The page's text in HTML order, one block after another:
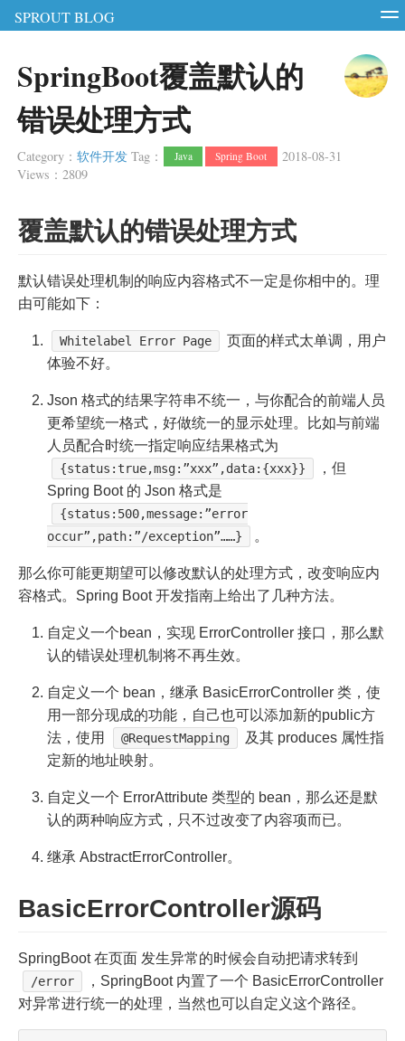
SPROUT BLOG
RSS
Login Register
SpringBoot覆盖默认的
错误处理方式
Category ：软件开发 Tag ： Java Spring Boot
2018-08-31
Views ：2809
覆盖默认的错误处理方式
默认错误处理机制的响应内容格式不一定是你相中的。理
由可能如下：
Whitelabel Error Page
页面的样式太单调，用户
体验不好。
Json 格式的结果字符串不统一，与你配合的前端人员
更希望统一格式，好做统一的显示处理。比如与前端
人员配合时统一指定响应结果格式为
{status:true,msg:”xxx”,data:{xxx}}
，但
Spring Boot 的 Json 格式是
{status:500,message:”error
occur”,path:”/exception”……}
。
那么你可能更期望可以修改默认的处理方式，改变响应内
容格式。Spring Boot 开发指南上给出了几种方法。
自定义一个bean，实现 ErrorController 接口，那么默
认的错误处理机制将不再生效。
自定义一个 bean，继承 BasicErrorController 类，使
用一部分现成的功能，自己也可以添加新的public方
法，使用
@RequestMapping
及其 produces 属性指
定新的地址映射。
自定义一个 ErrorAttribute 类型的 bean，那么还是默
认的两种响应方式，只不过改变了内容项而已。
继承 AbstractErrorController。
BasicErrorController源码
SpringBoot 在页面 发生异常的时候会自动把请求转到
/error
，SpringBoot 内置了一个 BasicErrorController
对异常进行统一的处理，当然也可以自定义这个路径。